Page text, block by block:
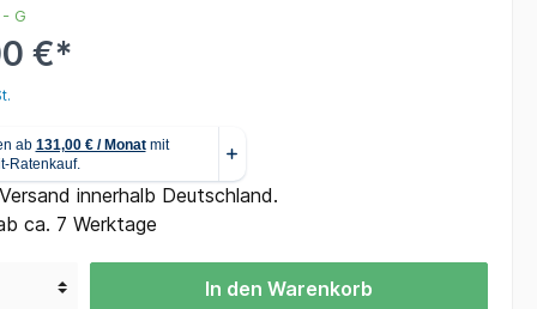
G
€*
innerhalb Deutschland.
ca. 7 Werktage
In den Warenkorb